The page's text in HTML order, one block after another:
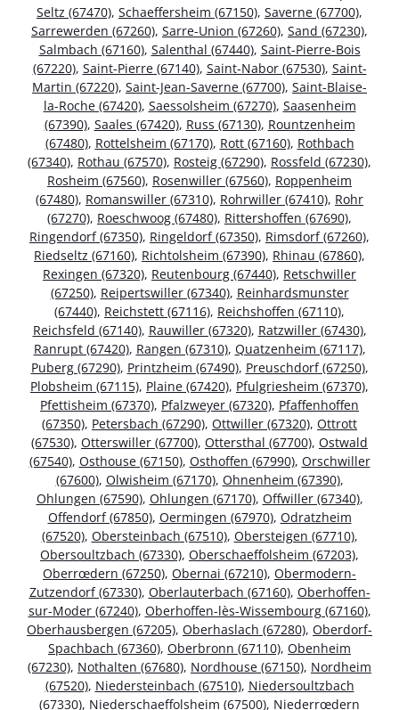
Seltz (67470), Schaeffersheim (67150), Saverne (67700),
Sarrewerden (67260), Sarre-Union (67260), Sand (67230),
Salmbach (67160), Salenthal (67440), Saint-Pierre-Bois
(67220), Saint-Pierre (67140), Saint-Nabor (67530), Saint-
Martin (67220), Saint-Jean-Saverne (67700), Saint-Blaise-
la-Roche (67420), Saessolsheim (67270), Saasenheim
(67390), Saales (67420), Russ (67130), Rountzenheim
(67480), Rottelsheim (67170), Rott (67160), Rothbach
(67340), Rothau (67570), Rosteig (67290), Rossfeld (67230),
Rosheim (67560), Rosenwiller (67560), Roppenheim
(67480), Romanswiller (67310), Rohrwiller (67410), Rohr
(67270), Roeschwoog (67480), Rittershoffen (67690),
Ringendorf (67350), Ringeldorf (67350), Rimsdorf (67260),
Riedseltz (67160), Richtolsheim (67390), Rhinau (67860),
Rexingen (67320), Reutenbourg (67440), Retschwiller
(67250), Reipertswiller (67340), Reinhardsmunster
(67440), Reichstett (67116), Reichshoffen (67110),
Reichsfeld (67140), Rauwiller (67320), Ratzwiller (67430),
Ranrupt (67420), Rangen (67310), Quatzenheim (67117),
Puberg (67290), Printzheim (67490), Preuschdorf (67250),
Plobsheim (67115), Plaine (67420), Pfulgriesheim (67370),
Pfettisheim (67370), Pfalzweyer (67320), Pfaffenhoffen
(67350), Petersbach (67290), Ottwiller (67320), Ottrott
(67530), Otterswiller (67700), Ottersthal (67700), Ostwald
(67540), Osthouse (67150), Osthoffen (67990), Orschwiller
(67600), Olwisheim (67170), Ohnenheim (67390),
Ohlungen (67590), Ohlungen (67170), Offwiller (67340),
Offendorf (67850), Oermingen (67970), Odratzheim
(67520), Obersteinbach (67510), Obersteigen (67710),
Obersoultzbach (67330), Oberschaeffolsheim (67203),
Oberrœdern (67250), Obernai (67210), Obermodern-
Zutzendorf (67330), Oberlauterbach (67160), Oberhoffen-
sur-Moder (67240), Oberhoffen-lès-Wissembourg (67160),
Oberhausbergen (67205), Oberhaslach (67280), Oberdorf-
Spachbach (67360), Oberbronn (67110), Obenheim
(67230), Nothalten (67680), Nordhouse (67150), Nordheim
(67520), Niedersteinbach (67510), Niedersoultzbach
(67330), Niederschaeffolsheim (67500), Niederrœdern